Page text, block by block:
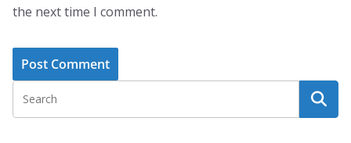
the next time I comment.